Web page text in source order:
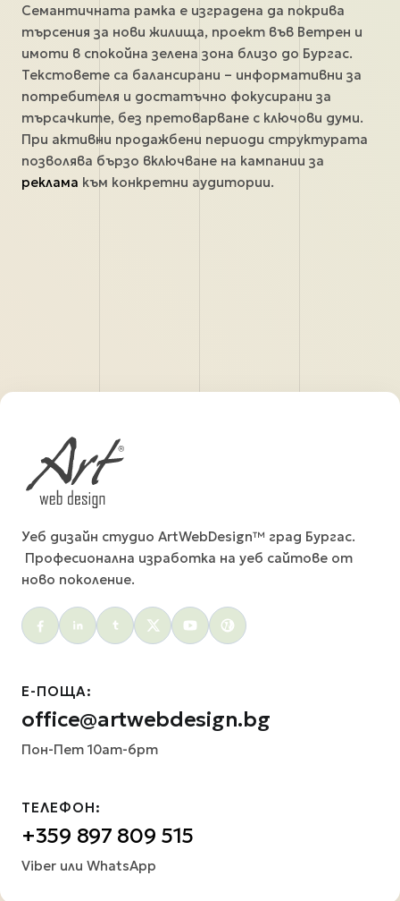
Семантичната рамка е изградена да покрива
търсения за нови жилища, проект във Ветрен и
имоти в спокойна зелена зона близо до Бургас.
Текстовете са балансирани – информативни за
потребителя и достатъчно фокусирани за
търсачките, без претоварване с ключови думи.
При активни продажбени периоди структурата
позволява бързо включване на кампании за
реклама към конкретни аудитории.
Уеб дизайн студио ArtWebDesign™ град Бургас.
Професионална изработка на уеб сайтове от
ново поколение.
Social menu
Е-ПОЩА:
office@artwebdesign.bg
Пон-Пет 10am-6pm
ТЕЛЕФОН:
+359 897 809 515
Viber или WhatsApp